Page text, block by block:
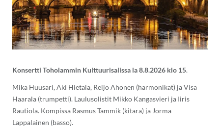
Konsertti Toholammin Kulttuurisalissa la 8.8.2026 klo 15.
Mika Huusari, Aki Hietala, Reijo Ahonen (harmonikat) ja Visa
Haarala (trumpetti). Laulusolistit Mikko Kangasvieri ja Iiris
Rautiola. Kompissa Rasmus Tammik (kitara) ja Jorma
Lappalainen (basso).